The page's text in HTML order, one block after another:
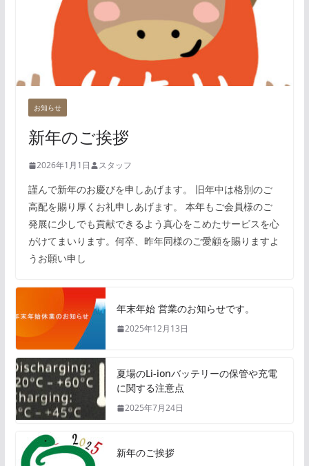
お知らせ
新年のご挨拶
2026年1月1日 スタッフ
謹んで新年のお慶びを申しあげます。 旧年中は格別のご
高配を賜り厚くお礼申しあげます。 本年もご会員様のご
発展に少しでも貢献できるよう真心をこめたサービスを心
がけてまいります。何卒、昨年同様のご愛顧を賜りますよ
うお願い申し
年末年始 営業のお知らせです。
2025年12月13日
夏場のLi-ionバッテリーの保管や充電
に関する注意点
2025年7月24日
新年のご挨拶